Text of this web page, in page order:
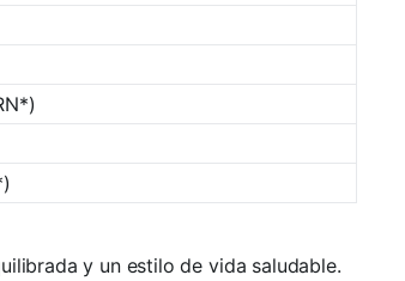
y un estilo de vida saludable.